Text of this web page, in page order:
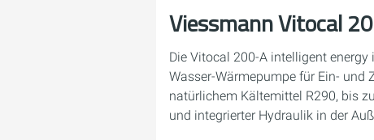
Viessmann Vitocal
Die Vitocal 200-A intelligent
Wasser-Wärmepumpe für Ein- und
natürlichem Kältemittel R290, bis
und integrierter Hydraulik in der